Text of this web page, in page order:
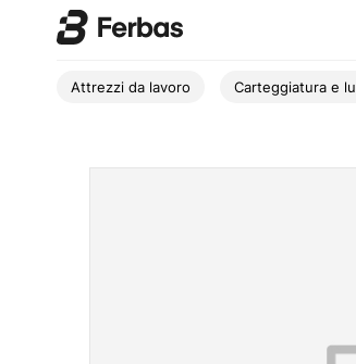
Attrezzi da lavoro Carteggiatura e